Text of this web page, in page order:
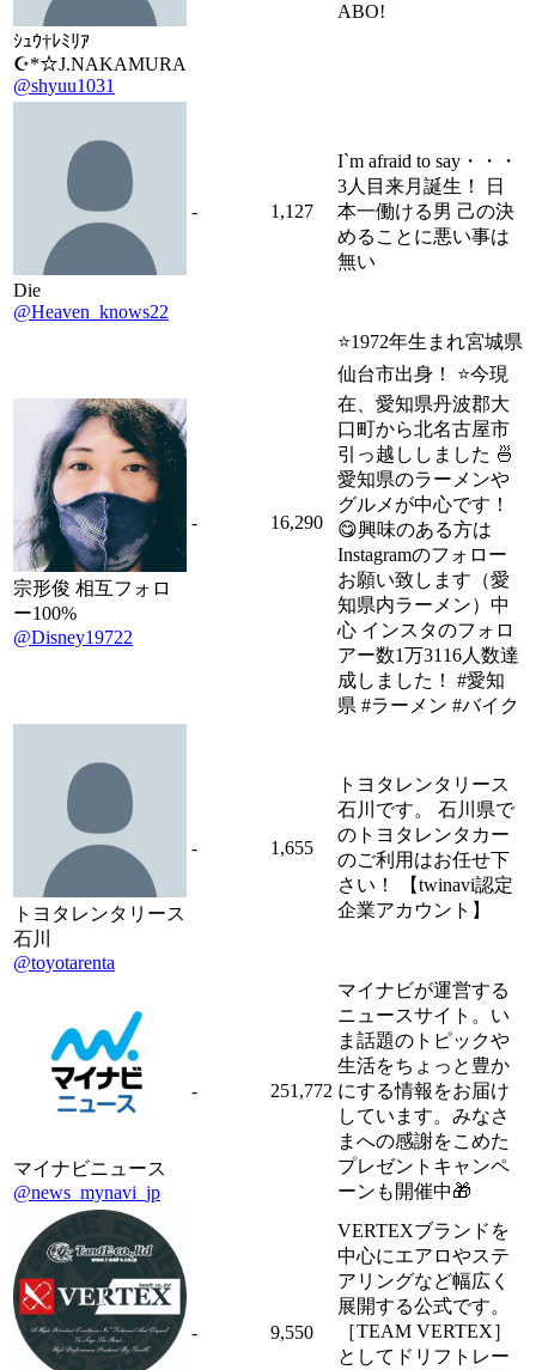
ｼｭｳ†ﾚﾐﾘｱ
☪*☆J.NAKAMURA
@shyuu1031
ABO!
Die
@Heaven_knows22
- 1,127
I`m afraid to say・・・
3人目来月誕生！ 日
本一働ける男 己の決
めることに悪い事は
無い
宗形俊 相互フォロ
ー100%
@Disney19722
- 16,290
⭐1972年生まれ宮城県
仙台市出身！ ⭐今現
在、愛知県丹波郡大
口町から北名古屋市
引っ越ししました 🍜
愛知県のラーメンや
グルメが中心です！
😋興味のある方は
Instagramのフォロー
お願い致します（愛
知県内ラーメン）中
心 インスタのフォロ
アー数1万3116人数達
成しました！ #愛知
県 #ラーメン #バイク
トヨタレンタリース
石川
@toyotarenta
- 1,655
トヨタレンタリース
石川です。 石川県で
のトヨタレンタカー
のご利用はお任せ下
さい！ 【twinavi認定
企業アカウント】
マイナビニュース
@news_mynavi_jp
- 251,772
マイナビが運営する
ニュースサイト。い
ま話題のトピックや
生活をちょっと豊か
にする情報をお届け
しています。みなさ
まへの感謝をこめた
プレゼントキャンペ
ーンも開催中🎁
- 9,550
VERTEXブランドを
中心にエアロやステ
アリングなど幅広く
展開する公式です。
［TEAM VERTEX］
としてドリフトレー